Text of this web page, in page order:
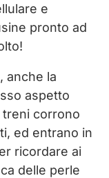
e
pronto ad
anche la
aspetto
corrono
ed entrano in
ricordare ai
delle perle